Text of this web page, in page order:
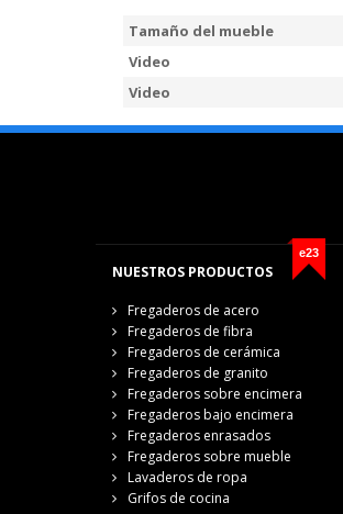
Tamaño del mueble
Video
Video
e23
NUESTROS PRODUCTOS
Fregaderos de acero
Fregaderos de fibra
Fregaderos de cerámica
Fregaderos de granito
Fregaderos sobre encimera
Fregaderos bajo encimera
Fregaderos enrasados
Fregaderos sobre mueble
Lavaderos de ropa
Grifos de cocina